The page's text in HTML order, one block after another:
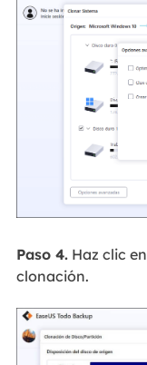
Paso 4.Haz clic en
clonación.